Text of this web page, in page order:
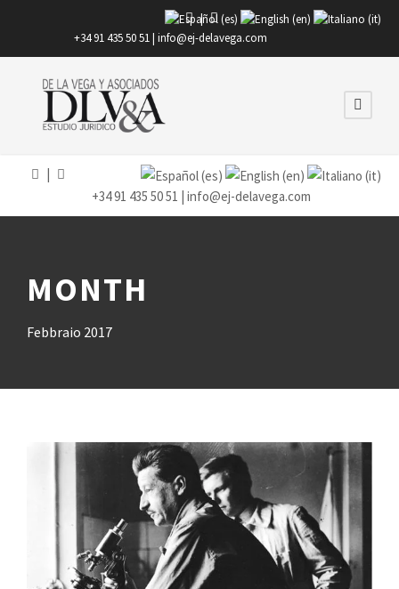
|
+34 91 435 50 51 | info@ej-delavega.com
+34 91 435 50 51 | info@ej-delavega.com
MONTH
Febbraio 2017